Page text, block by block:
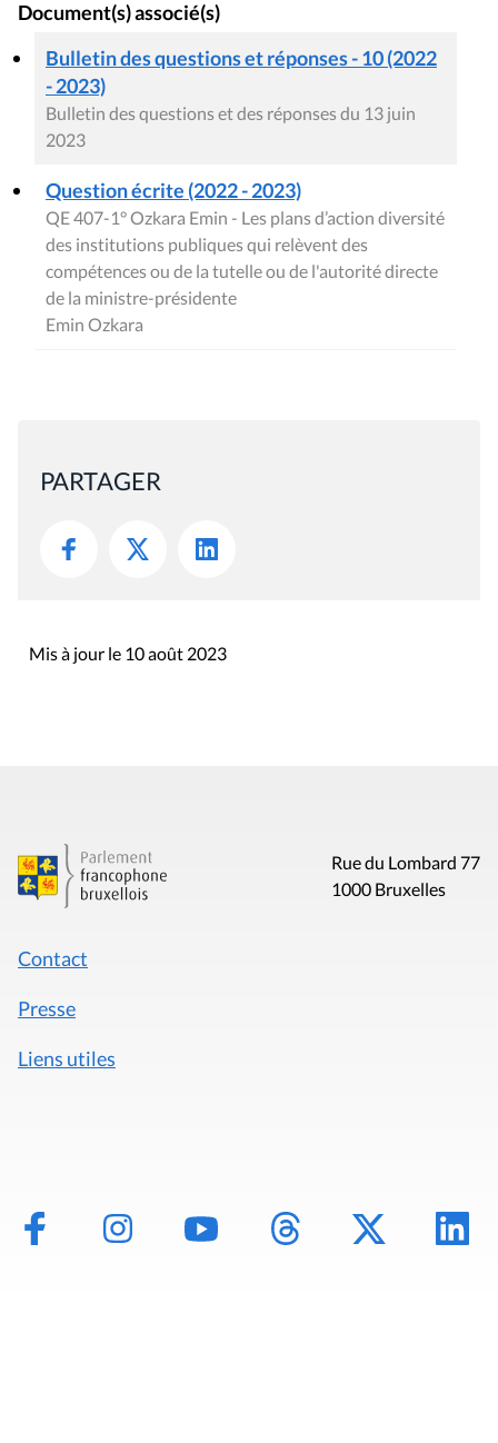
Document(s) associé(s)
Bulletin des questions et réponses - 10 (2022
- 2023)
Bulletin des questions et des réponses du 13 juin
2023
Question écrite (2022 - 2023)
QE 407-1° Ozkara Emin - Les plans d’action diversité
des institutions publiques qui relèvent des
compétences ou de la tutelle ou de l'autorité directe
de la ministre-présidente
Emin Ozkara
PARTAGER
Mis à jour le 10 août 2023
Rue du Lombard 77
1000 Bruxelles
Contact
Presse
Liens utiles